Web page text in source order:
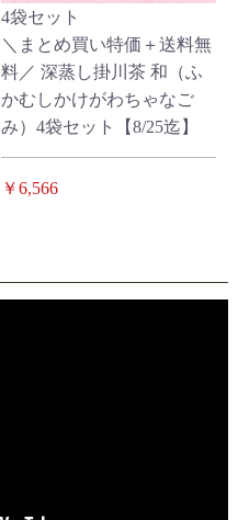
4袋セット
＼まとめ買い特価＋送料無
料／ 深蒸し掛川茶 和（ふ
かむしかけがわちゃなご
み）4袋セット【8/25迄】
￥6,566